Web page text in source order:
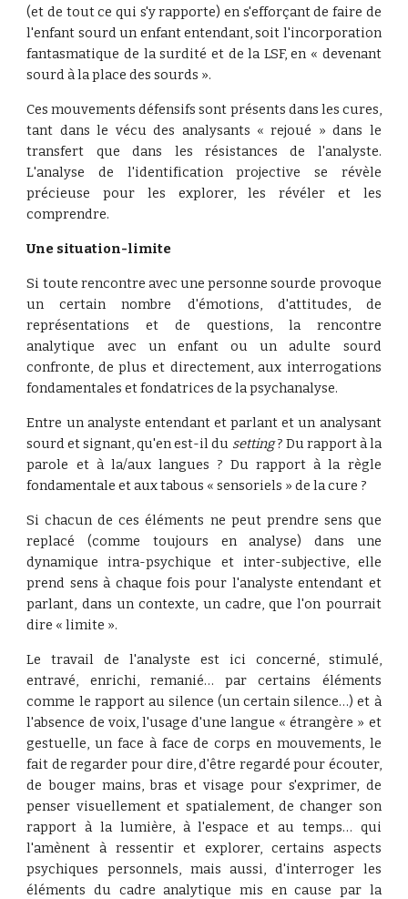
(et de tout ce qui s'y rapporte) en s'efforçant de faire de
l'enfant sourd un enfant entendant, soit l'incorporation
fantasmatique de la surdité et de la LSF, en « devenant
sourd à la place des sourds ».
Ces mouvements défensifs sont présents dans les cures,
tant dans le vécu des analysants « rejoué » dans le
transfert que dans les résistances de l'analyste.
L'analyse de l'identification projective se révèle
précieuse pour les explorer, les révéler et les
comprendre.
Une situation-limite
Si toute rencontre avec une personne sourde provoque
un certain nombre d'émotions, d'attitudes, de
représentations et de questions, la rencontre
analytique avec un enfant ou un adulte sourd
confronte, de plus et directement, aux interrogations
fondamentales et fondatrices de la psychanalyse.
Entre un analyste entendant et parlant et un analysant
sourd et signant, qu'en est-il du setting? Du rapport à la
parole et à la/aux langues ? Du rapport à la règle
fondamentale et aux tabous « sensoriels » de la cure ?
Si chacun de ces éléments ne peut prendre sens que
replacé (comme toujours en analyse) dans une
dynamique intra-psychique et inter-subjective, elle
prend sens à chaque fois pour l'analyste entendant et
parlant, dans un contexte, un cadre, que l'on pourrait
dire « limite ».
Le travail de l'analyste est ici concerné, stimulé,
entravé, enrichi, remanié… par certains éléments
comme le rapport au silence (un certain silence…) et à
l'absence de voix, l'usage d'une langue « étrangère » et
gestuelle, un face à face de corps en mouvements, le
fait de regarder pour dire, d'être regardé pour écouter,
de bouger mains, bras et visage pour s'exprimer, de
penser visuellement et spatialement, de changer son
rapport à la lumière, à l'espace et au temps… qui
l'amènent à ressentir et explorer, certains aspects
psychiques personnels, mais aussi, d'interroger les
éléments du cadre analytique mis en cause par la